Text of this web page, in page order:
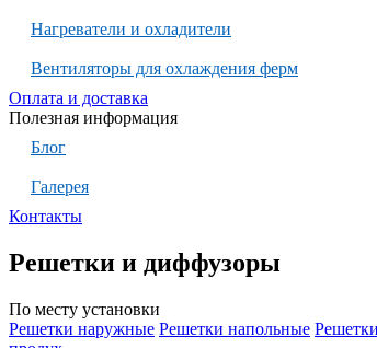
Нагреватели и охладители
Вентиляторы для охлаждения ферм
Оплата и доставка
Полезная информация
Блог
Галерея
Контакты
Решетки и диффузоры
По месту установки
Решетки наружные Решетки напольные